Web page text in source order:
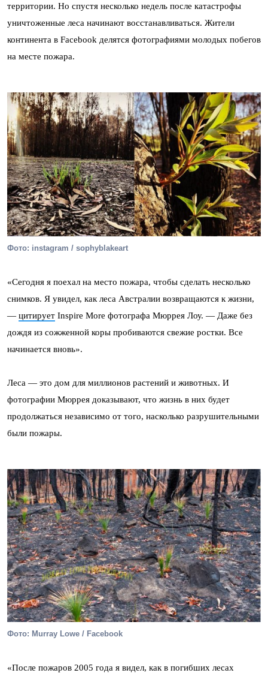
территории. Но спустя несколько недель после катастрофы
уничтоженные леса начинают восстанавливаться. Жители
континента в Facebook делятся фотографиями молодых побегов
на месте пожара.
Фото: instagram / sophyblakeart
«Сегодня я поехал на место пожара, чтобы сделать несколько
снимков. Я увидел, как леса Австралии возвращаются к жизни,
— цитирует Inspire More фотографа Мюррея Лоу. — Даже без
дождя из сожженной коры пробиваются свежие ростки. Все
начинается вновь».
Леса — это дом для миллионов растений и животных. И
фотографии Мюррея доказывают, что жизнь в них будет
продолжаться независимо от того, насколько разрушительными
были пожары.
Фото: Murray Lowe / Facebook
«После пожаров 2005 года я видел, как в погибших лесах